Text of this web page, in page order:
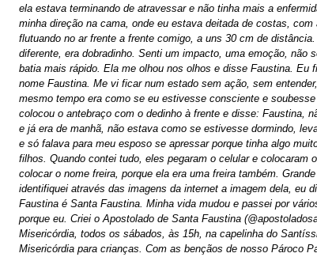
ela estava terminando de atravessar e não tinha mais a
minha direção na cama, onde eu estava deitada de costas, com
flutuando no ar frente a frente comigo, a uns 30 cm de
diferente, era dobradinho. Senti um impacto, uma emoção, não
batia mais rápido. Ela me olhou nos olhos e disse Faustina. Eu
nome Faustina. Me vi ficar num estado sem ação, sem
mesmo tempo era como se eu estivesse consciente e
colocou o antebraço com o dedinho à frente e disse: Faustina,
e já era de manhã, não estava como se estivesse dormindo,
e só falava para meu esposo se apressar porque tinha algo
filhos. Quando contei tudo, eles pegaram o celular e colocaram
colocar o nome freira, porque ela era uma freira também.
identifiquei através das imagens da internet a imagem dela, eu
Faustina é Santa Faustina. Minha vida mudou e passei por
porque eu. Criei o Apostolado de Santa Faustina
Misericórdia, todos os sábados, às 15h, na capelinha do
Misericórdia para crianças. Com as bençãos de nosso Pároco